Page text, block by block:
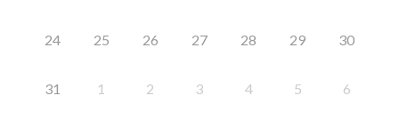
24 25 26 27 28 29 30
31 1 2 3 4 5 6